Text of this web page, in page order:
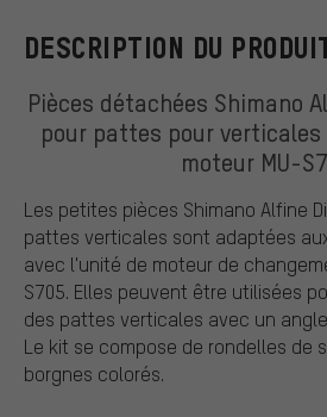
DESCRIPTION DU
Pièces détachées Shimano
pour pattes pour
moteur MU-
Les petites pièces Shimano Alfine
pattes verticales sont adaptées
avec l'unité de moteur de
S705. Elles peuvent être utilisées
des pattes verticales avec un angle
Le kit se compose de rondelles de
borgnes colorés.